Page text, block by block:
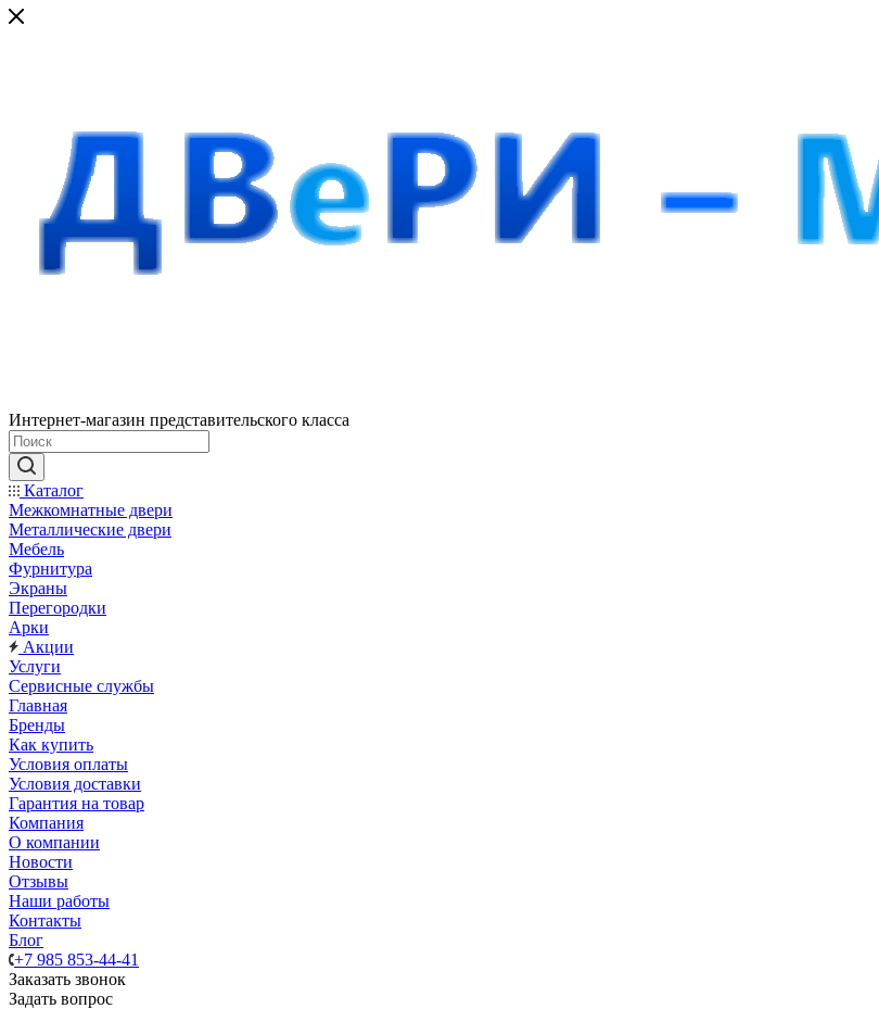
Интернет-магазин представительского класса
Каталог
Межкомнатные двери
Металлические двери
Мебель
Фурнитура
Экраны
Перегородки
Арки
Акции
Услуги
Сервисные службы
Главная
Бренды
Как купить
Условия оплаты
Условия доставки
Гарантия на товар
Компания
О компании
Новости
Отзывы
Наши работы
Контакты
Блог
+7 985 853-44-41
Заказать звонок
Задать вопрос